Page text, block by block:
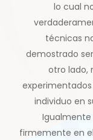
lo cual
técnicas
demostrado
otro lado,
individuo en
Igualmente
firmemente en